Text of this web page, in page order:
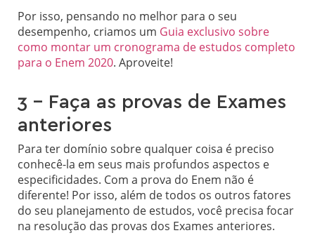
Por isso, pensando no melhor para o seu
desempenho, criamos um Guia exclusivo sobre
como montar um cronograma de estudos completo
para o Enem 2020. Aproveite!
3 – Faça as provas de Exames
anteriores
Para ter domínio sobre qualquer coisa é preciso
conhecê-la em seus mais profundos aspectos e
especificidades. Com a prova do Enem não é
diferente! Por isso, além de todos os outros fatores
do seu planejamento de estudos, você precisa focar
na resolução das provas dos Exames anteriores.